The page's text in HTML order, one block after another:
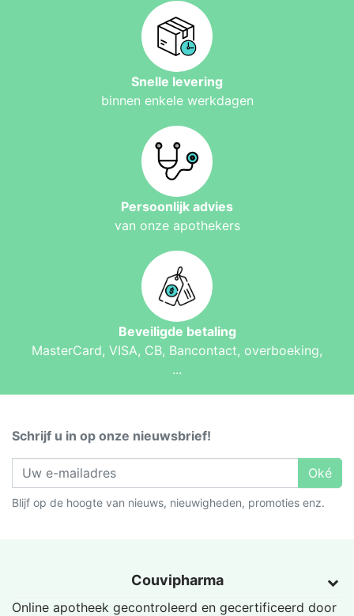
Snelle levering
binnen enkele werkdagen
Persoonlijk advies
van onze apothekers
Beveiligde betaling
MasterCard, VISA, CB, Bancontact, overboeking,
...
Schrijf u in op onze nieuwsbrief!
Oké
Blijf op de hoogte van nieuws, nieuwigheden, promoties enz.
Couvipharma
Online apotheek gecontroleerd en gecertificeerd door